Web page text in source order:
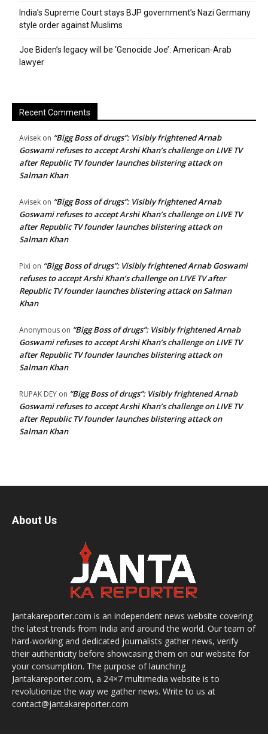
India’s Supreme Court stays BJP government’s Nazi Germany
style order against Muslims
Joe Biden’s legacy will be ‘Genocide Joe’: American-Arab
lawyer
Recent Comments
Avisek on “Bigg Boss of drugs”: Visibly frightened Arnab
Goswami refuses to accept Arshi Khan’s challenge on LIVE TV
after Republic TV founder launches blistering attack on
Salman Khan
Avisek on “Bigg Boss of drugs”: Visibly frightened Arnab
Goswami refuses to accept Arshi Khan’s challenge on LIVE TV
after Republic TV founder launches blistering attack on
Salman Khan
Pixi on “Bigg Boss of drugs”: Visibly frightened Arnab Goswami
refuses to accept Arshi Khan’s challenge on LIVE TV after
Republic TV founder launches blistering attack on Salman
Khan
Anonymous on “Bigg Boss of drugs”: Visibly frightened Arnab
Goswami refuses to accept Arshi Khan’s challenge on LIVE TV
after Republic TV founder launches blistering attack on
Salman Khan
RUPAK DEY on “Bigg Boss of drugs”: Visibly frightened Arnab
Goswami refuses to accept Arshi Khan’s challenge on LIVE TV
after Republic TV founder launches blistering attack on
Salman Khan
About Us
Jantakareporter.com is an independent news website covering
the latest trends from India and around the world. Our team of
hard-working and dedicated journalists gather news, verify
their authenticity before showcasing them on our website for
your consumption. The purpose of launching
Jantakareporter.com, a 24×7 multimedia website is to
revolutionize the way we gather news. Write to us at
contact@jantakareporter.com